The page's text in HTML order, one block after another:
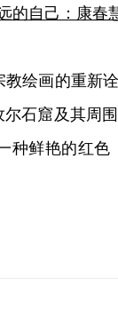
的自己：康春
绘画的重新
石窟及其周
鲜艳的红